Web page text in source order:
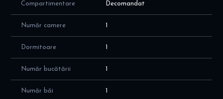
Parchet
Tâmplărie PVC cu geam termopan
Ușă metalică
de spălat, canapea extensibilă
Compartimentare Decomandat
Număr camere 1
Dormitoare 1
Număr bucătării 1
Număr băi 1